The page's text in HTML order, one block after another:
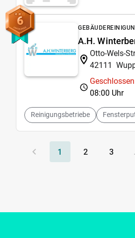
6
A.H.
Otto-Wels-
42111
Geschlossen
08:00 Uhr
Reinigungsbetriebe
1 2 3